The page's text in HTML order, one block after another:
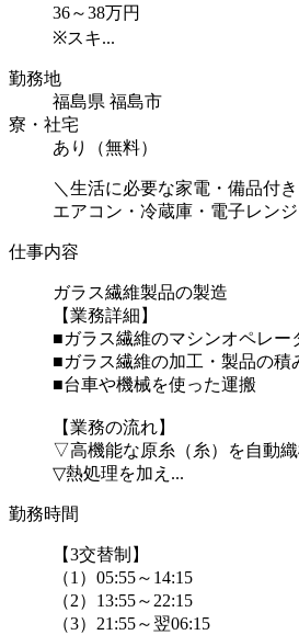
36～38万円
※スキ...
勤務地
福島県 福島市
寮・社宅
あり（無料）
＼生活に必要な家電・備品付
エアコン・冷蔵庫・電子レン
仕事内容
ガラス繊維製品の製造
【業務詳細】
■ガラス繊維のマシンオペレー
■ガラス繊維の加工・製品の積
■台車や機械を使った運搬
【業務の流れ】
▽高機能な原糸（糸）を自動
▽熱処理を加え...
勤務時間
【3交替制】
（1）05:55～14:15
（2）13:55～22:15
（3）21:55～翌06:15